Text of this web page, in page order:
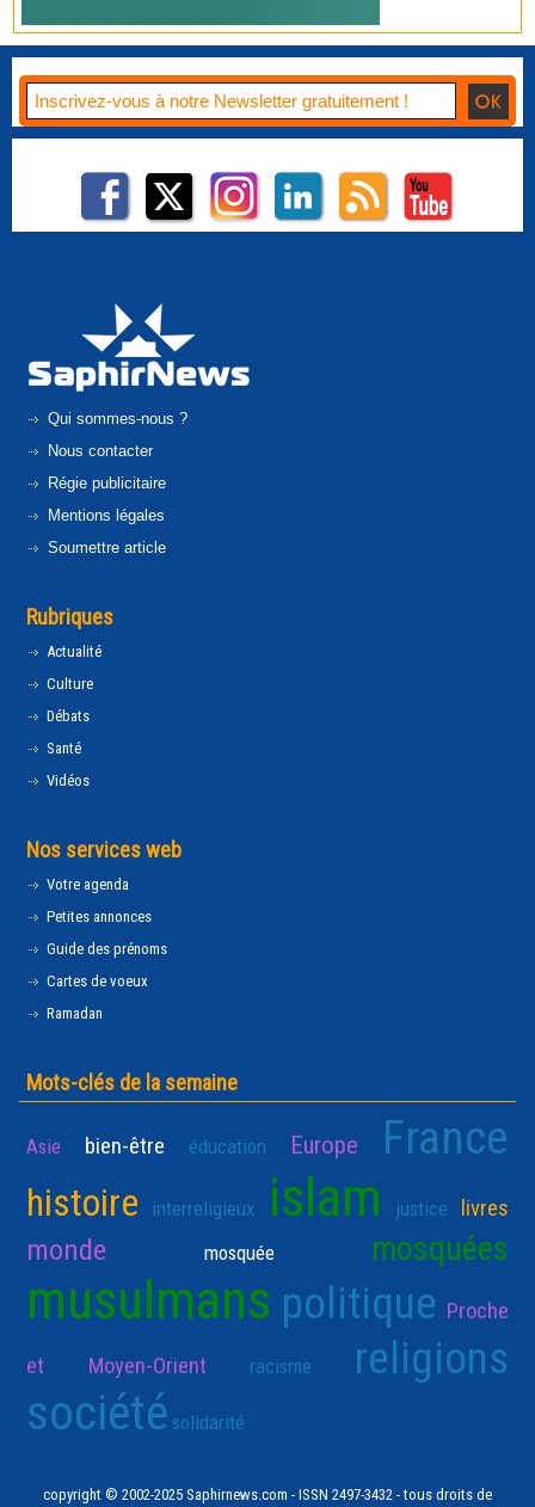
Qui sommes-nous ?
Nous contacter
Régie publicitaire
Mentions légales
Soumettre article
Rubriques
Actualité
Culture
Débats
Santé
Vidéos
Nos services web
Votre agenda
Petites annonces
Guide des prénoms
Cartes de voeux
Ramadan
Mots-clés de la semaine
Asie bien-être éducation Europe France
histoire interreligieux islam justice livres
monde mosquée mosquées
musulmans politique Proche
et Moyen-Orient racisme religions
société solidarité
copyright © 2002-2025 Saphirnews.com - ISSN 2497-3432 - tous droits de